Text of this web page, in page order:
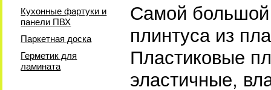
Кухонные фартуки и
панели ПВХ
Паркетная доска
Герметик для
ламината
Самой большой
плинтуса из
Пластиковые
эластичные,